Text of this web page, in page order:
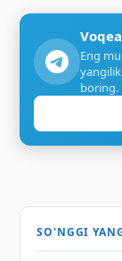
Eng
boring.
SO'NGGI